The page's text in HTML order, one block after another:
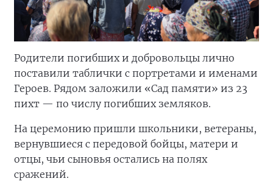
Родители погибших и добровольцы лично
поставили таблички с портретами и именами
Героев. Рядом заложили «Сад памяти» из 23
пихт — по числу погибших земляков.
На церемонию пришли школьники, ветераны,
вернувшиеся с передовой бойцы, матери и
отцы, чьи сыновья остались на полях
сражений.